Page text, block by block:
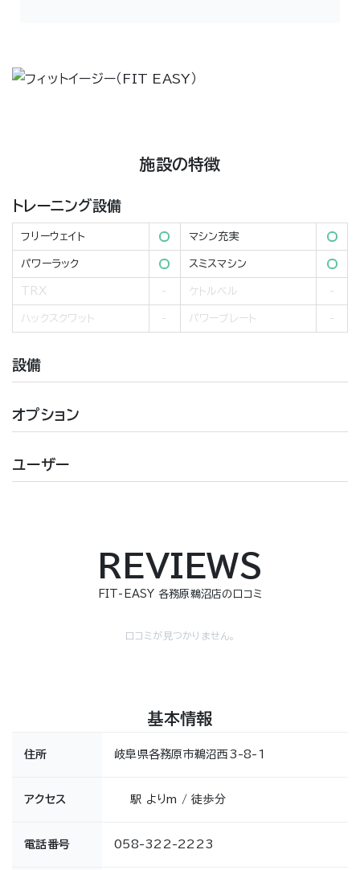
施設の特徴
トレーニング設備
フリーウェイト マシン充実
パワーラック スミスマシン
TRX ケトルベル
ハックスクワット パワープレート
設備
オプション
ユーザー
REVIEWS
FIT-EASY 各務原鵜沼店の口コミ
口コミが見つかりません。
基本情報
住所 岐阜県各務原市鵜沼西3-8-1
アクセス 駅 よりm / 徒歩分
電話番号 058-322-2223